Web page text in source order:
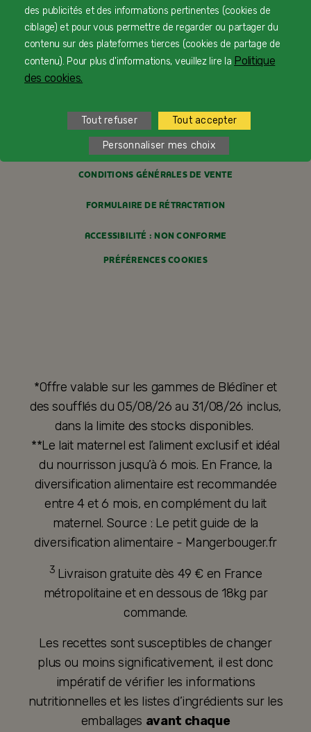
PROFESSIONNELS DE SANTÉ
POLITIQUE COOKIES
POLITIQUE DE CONFIDENTIALITÉ
CONDITIONS GÉNÉRALES DE VENTE
FORMULAIRE DE RÉTRACTATION
ACCESSIBILITÉ : NON CONFORME
PRÉFÉRENCES COOKIES
*Offre valable sur les gammes de Blédîner et
des soufflés du 05/08/26 au 31/08/26 inclus,
dans la limite des stocks disponibles.
**Le lait maternel est l’aliment exclusif et idéal
du nourrisson jusqu’à 6 mois. En France, la
diversification alimentaire est recommandée
entre 4 et 6 mois, en complément du lait
maternel. Source : Le petit guide de la
diversification alimentaire - Mangerbouger.fr
3 Livraison gratuite dès 49 € en France
métropolitaine et en dessous de 18kg par
commande.
Les recettes sont susceptibles de changer
plus ou moins significativement, il est donc
impératif de vérifier les informations
nutritionnelles et les listes d’ingrédients sur les
emballages avant chaque
des publicités et des informations pertinentes (cookies de
ciblage) et pour vous permettre de regarder ou partager du
contenu sur des plateformes tierces (cookies de partage de
contenu). Pour plus d'informations, veuillez lire la Politique
des cookies.
Tout refuser Tout accepter
Personnaliser mes choix